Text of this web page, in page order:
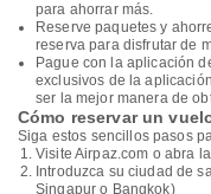
para ahorrar más.
Reserve paquetes y
reserva para disfrutar de
Pague con la aplicación
exclusivos de la
ser la mejor manera de
Cómo reservar un
Siga estos sencillos pasos
Visite Airpaz.com o abra
Introduzca su ciudad de
Singapur o Bangkok)